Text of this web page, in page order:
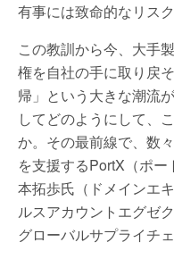
有事には致命的なリス
この教訓から今、大手
権を自社の手に取り戻
帰」という大きな潮流
してどのようにして、
か。その最前線で、数
を支援するPortX（ポ
本拓歩氏（ドメインエ
ルスアカウントエグゼ
グローバルサプライチ